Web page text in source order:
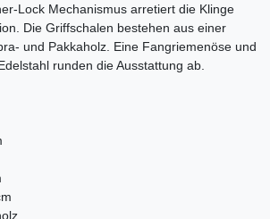
Lock Mechanismus arretiert die Klinge
Die Griffschalen bestehen aus einer
und Pakkaholz. Eine Fangriemenöse und
runden die Ausstattung ab.